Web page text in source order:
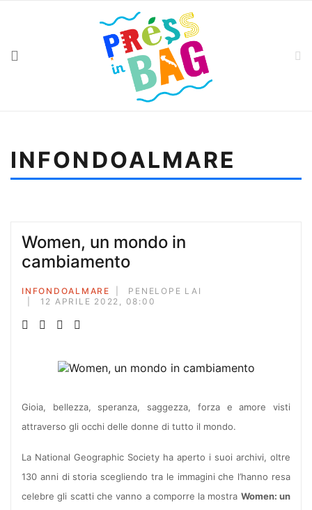
INFONDOALMARE
Women, un mondo in
cambiamento
INFONDOALMARE
PENELOPE LAI
12 APRILE 2022, 08:00
Gioia, bellezza, speranza, saggezza, forza e amore visti
attraverso gli occhi delle donne di tutto il mondo.
La National Geographic Society ha aperto i suoi archivi, oltre
130 anni di storia scegliendo tra le immagini che l’hanno resa
celebre gli scatti che vanno a comporre la mostra Women: un